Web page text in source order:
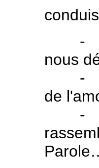
-
nous
- Ô
de
-